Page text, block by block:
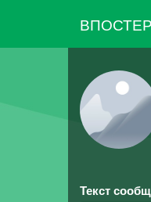
ВПОСТЕР
Текст